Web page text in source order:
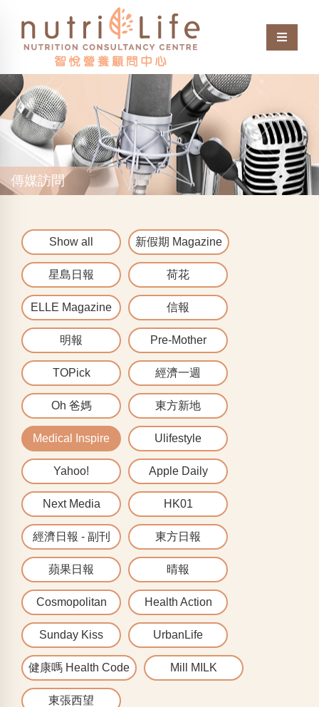
傳媒訪問
Show all 新假期 Magazine
星島日報 荷花
ELLE Magazine 信報
明報 Pre-Mother
TOPick 經濟一週
Oh 爸媽 東方新地
Medical Inspire Ulifestyle
Yahoo! Apple Daily
Next Media HK01
經濟日報 - 副刊 東方日報
蘋果日報 晴報
Cosmopolitan Health Action
Sunday Kiss UrbanLife
健康嗎 Health Code Mill MILK
東張西望